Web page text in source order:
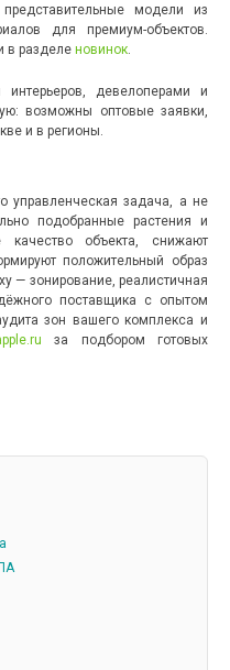
модели из
для премиум-объектов.
в разделе новинок
интерьеров, девелоперами и
возможны оптовые заявки,
и в регионы.
управленческая задача, а не
подобранные растения и
объекта, снижают
положительный образ
— зонирование, реалистичная
поставщика с опытом
зон вашего комплекса и
за подбором готовых